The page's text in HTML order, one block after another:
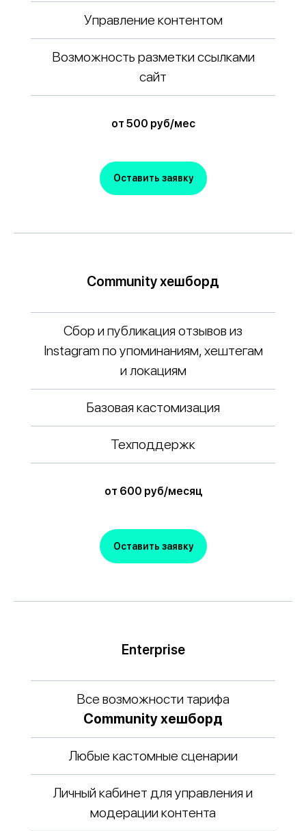
Управление контентом
Возможность разметки ссылками
сайт
от 500 руб/мес
Оставить заявку
Community хешборд
Сбор и публикация отзывов из
Instagram по упоминаниям, хештегам
и локациям
Базовая кастомизация
Техподдержк
от 600 руб/месяц
Оставить заявку
Enterprise
Все возможности тарифа
Community хешборд
Любые кастомные сценарии
Личный кабинет для управления и
модерации контента